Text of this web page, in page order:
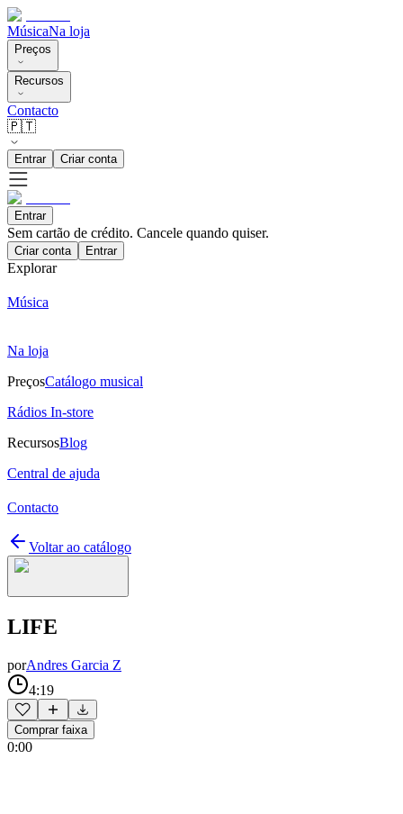
MúsicaNa loja
Preços
Recursos
Contacto
🇵🇹
Entrar Criar conta
Entrar
Sem cartão de crédito. Cancele quando quiser.
Criar conta Entrar
Explorar
Música
Na loja
PreçosCatálogo musical
Rádios In-store
RecursosBlog
Central de ajuda
Contacto
Voltar ao catálogo
LIFE
porAndres Garcia Z
4:19
Comprar faixa
0:00